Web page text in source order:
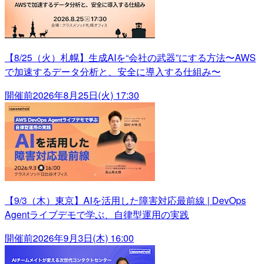
【8/25（火）札幌】生成AIを“会社の武器”にする方法〜AWS
で加速するデータ分析と、安全に導入する仕組み〜
開催前2026年8月25日(火) 17:30
【9/3（木）東京】AIを活用した障害対応最前線 | DevOps
Agentライブデモで学ぶ、自律型運用の実践
開催前2026年9月3日(木) 16:00